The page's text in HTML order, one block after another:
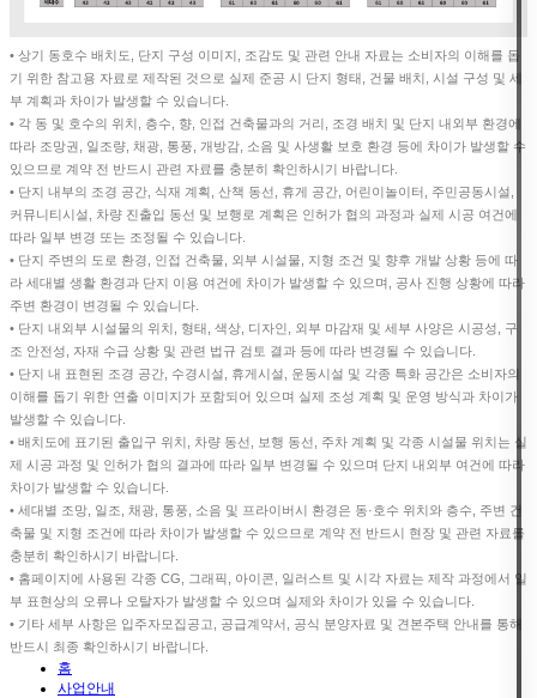
• 상기 동호수 배치도, 단지 구성 이미지, 조감도 및 관련 안내 자료는 소비자의 이해를 돕
기 위한 참고용 자료로 제작된 것으로 실제 준공 시 단지 형태, 건물 배치, 시설 구성 및 세
부 계획과 차이가 발생할 수 있습니다.
• 각 동 및 호수의 위치, 층수, 향, 인접 건축물과의 거리, 조경 배치 및 단지 내외부 환경에
따라 조망권, 일조량, 채광, 통풍, 개방감, 소음 및 사생활 보호 환경 등에 차이가 발생할 수
있으므로 계약 전 반드시 관련 자료를 충분히 확인하시기 바랍니다.
• 단지 내부의 조경 공간, 식재 계획, 산책 동선, 휴게 공간, 어린이놀이터, 주민공동시설,
커뮤니티시설, 차량 진출입 동선 및 보행로 계획은 인허가 협의 과정과 실제 시공 여건에
따라 일부 변경 또는 조정될 수 있습니다.
• 단지 주변의 도로 환경, 인접 건축물, 외부 시설물, 지형 조건 및 향후 개발 상황 등에 따
라 세대별 생활 환경과 단지 이용 여건에 차이가 발생할 수 있으며, 공사 진행 상황에 따라
주변 환경이 변경될 수 있습니다.
• 단지 내외부 시설물의 위치, 형태, 색상, 디자인, 외부 마감재 및 세부 사양은 시공성, 구
조 안전성, 자재 수급 상황 및 관련 법규 검토 결과 등에 따라 변경될 수 있습니다.
• 단지 내 표현된 조경 공간, 수경시설, 휴게시설, 운동시설 및 각종 특화 공간은 소비자의
이해를 돕기 위한 연출 이미지가 포함되어 있으며 실제 조성 계획 및 운영 방식과 차이가
발생할 수 있습니다.
• 배치도에 표기된 출입구 위치, 차량 동선, 보행 동선, 주차 계획 및 각종 시설물 위치는 실
제 시공 과정 및 인허가 협의 결과에 따라 일부 변경될 수 있으며 단지 내외부 여건에 따라
차이가 발생할 수 있습니다.
• 세대별 조망, 일조, 채광, 통풍, 소음 및 프라이버시 환경은 동·호수 위치와 층수, 주변 건
축물 및 지형 조건에 따라 차이가 발생할 수 있으므로 계약 전 반드시 현장 및 관련 자료를
충분히 확인하시기 바랍니다.
• 홈페이지에 사용된 각종 CG, 그래픽, 아이콘, 일러스트 및 시각 자료는 제작 과정에서 일
부 표현상의 오류나 오탈자가 발생할 수 있으며 실제와 차이가 있을 수 있습니다.
• 기타 세부 사항은 입주자모집공고, 공급계약서, 공식 분양자료 및 견본주택 안내를 통해
반드시 최종 확인하시기 바랍니다.
홈
사업안내